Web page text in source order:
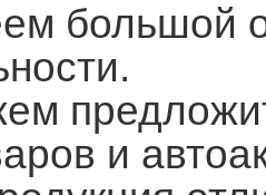
большой
и